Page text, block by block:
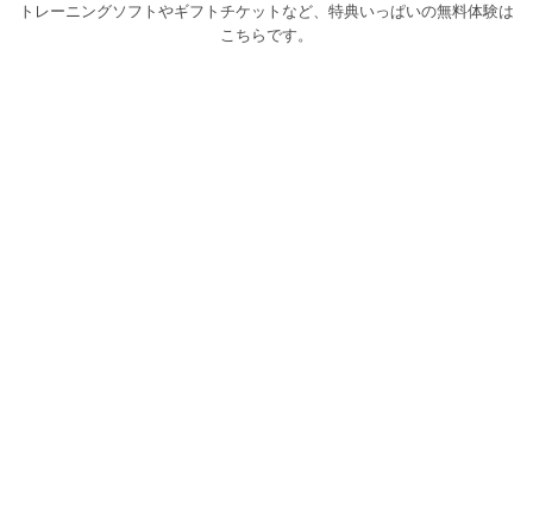
トレーニングソフトやギフトチケットなど、特典いっぱいの無料体験は
こちらです。